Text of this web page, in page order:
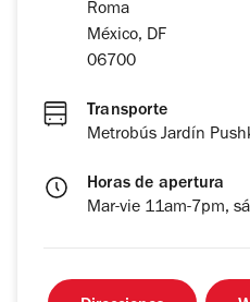
Roma
México, DF
06700
Transporte
Metrobús Jardín
Horas de apertura
Mar-vie 11am-7pm,